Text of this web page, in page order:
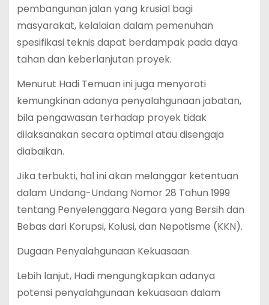
pembangunan jalan yang krusial bagi
masyarakat, kelalaian dalam pemenuhan
spesifikasi teknis dapat berdampak pada daya
tahan dan keberlanjutan proyek.
Menurut Hadi Temuan ini juga menyoroti
kemungkinan adanya penyalahgunaan jabatan,
bila pengawasan terhadap proyek tidak
dilaksanakan secara optimal atau disengaja
diabaikan.
Jika terbukti, hal ini akan melanggar ketentuan
dalam Undang-Undang Nomor 28 Tahun 1999
tentang Penyelenggara Negara yang Bersih dan
Bebas dari Korupsi, Kolusi, dan Nepotisme (KKN).
Dugaan Penyalahgunaan Kekuasaan
Lebih lanjut, Hadi mengungkapkan adanya
potensi penyalahgunaan kekuasaan dalam